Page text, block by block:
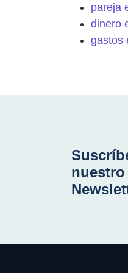
pareja
dinero
gastos
nuestro